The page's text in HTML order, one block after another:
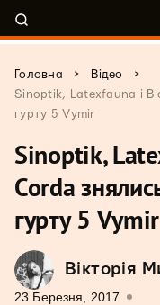
Головна > Відео
>
Sinoptik, Latexfauna і
гурту 5 Vymir
Sinoptik,
Corda
гурту 5 Vymir
Вікторія
23 Березня, 2017